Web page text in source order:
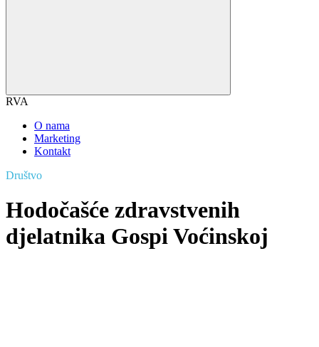
RVA
O nama
Marketing
Kontakt
Društvo
Hodočašće zdravstvenih
djelatnika Gospi Voćinskoj